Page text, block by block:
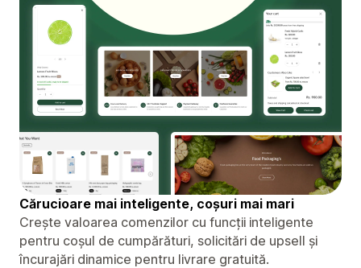
Cărucioare mai inteligente, coșuri mai mari
Crește valoarea comenzilor cu funcții inteligente
pentru coșul de cumpărături, solicitări de upsell și
încurajări dinamice pentru livrare gratuită.